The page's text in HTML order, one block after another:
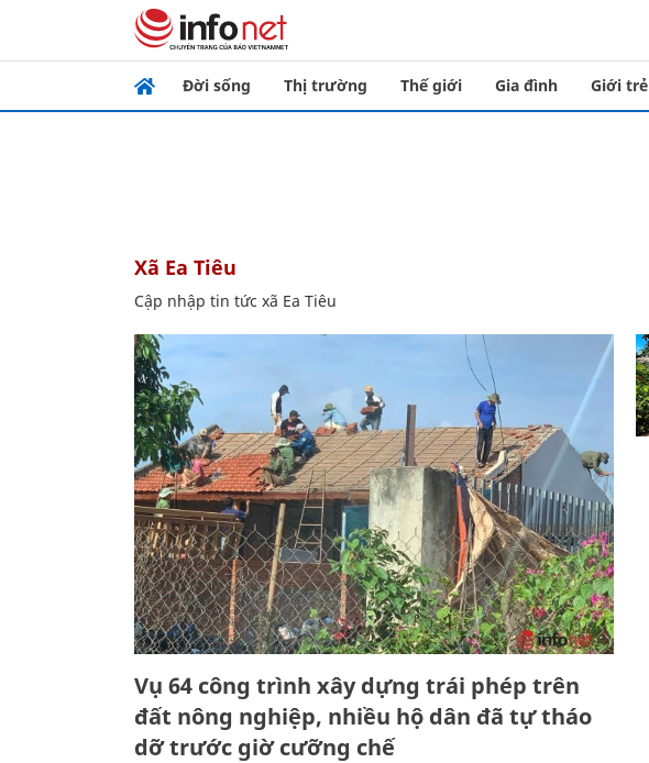
Đời sống Thị trường Thế giới Gia đình Giới trẻ
xã Ea Tiêu
Cập nhập tin tức xã Ea Tiêu
Vụ 64 công trình xây dựng trái phép trên
đất nông nghiệp, nhiều hộ dân đã tự tháo
dỡ trước giờ cưỡng chế